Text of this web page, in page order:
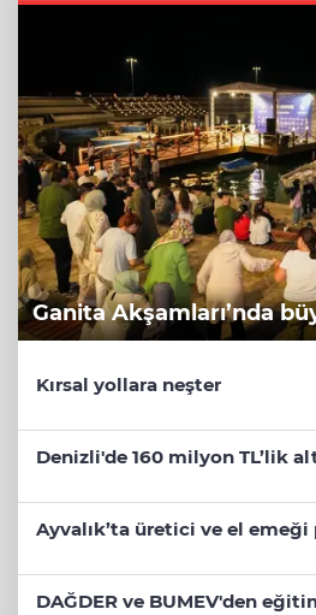
Ganita Akşamları’nda
Kırsal yollara neşter
Denizli'de 160 milyon TL’lik
Ayvalık’ta üretici ve el emeği
DAĞDER ve BUMEV'den